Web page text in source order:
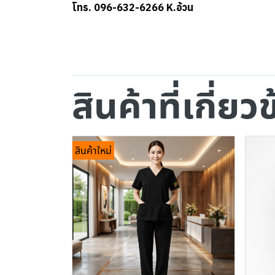
โทร. 096-632-6266 K.อ้วน
สินค้าที่เกี่ยว
สินค้าใหม่